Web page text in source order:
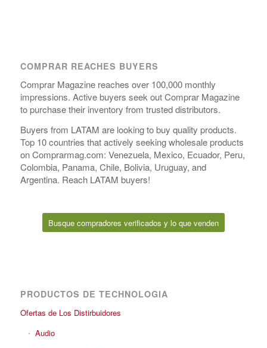
COMPRAR REACHES BUYERS
Comprar Magazine reaches over 100,000 monthly
impressions. Active buyers seek out Comprar Magazine
to purchase their inventory from trusted distributors.
Buyers from LATAM are looking to buy quality products.
Top 10 countries that actively seeking wholesale products
on Comprarmag.com: Venezuela, Mexico, Ecuador, Peru,
Colombia, Panama, Chile, Bolivia, Uruguay, and
Argentina. Reach LATAM buyers!
Busque compradores verificados y lo que venden
PRODUCTOS DE TECHNOLOGIA
Ofertas de Los Distirbuidores
Audio